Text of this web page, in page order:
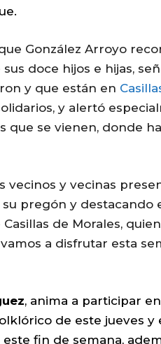
González Arroyo
doce hijos e hijas,
y que están en
y alertó
que se vienen, donde
vecinos y vecinas
pregón y destacando
de Morales,
a disfrutar esta
, anima a participar
de este jueves y
fin de semana,